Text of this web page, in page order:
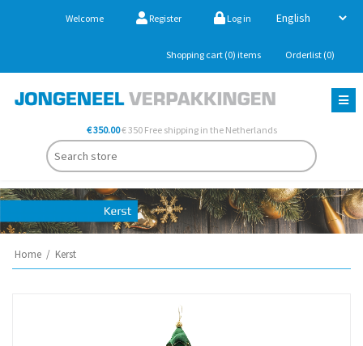
Welcome Register Log in
Shopping cart (0) items Orderlist (0)
€ 350.00€ 350 Free shipping in the Netherlands
Home / Kerst